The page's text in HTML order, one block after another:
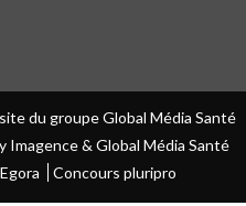
du groupe Global Média Santé
& Global Média Santé
Egora Concours pluripro